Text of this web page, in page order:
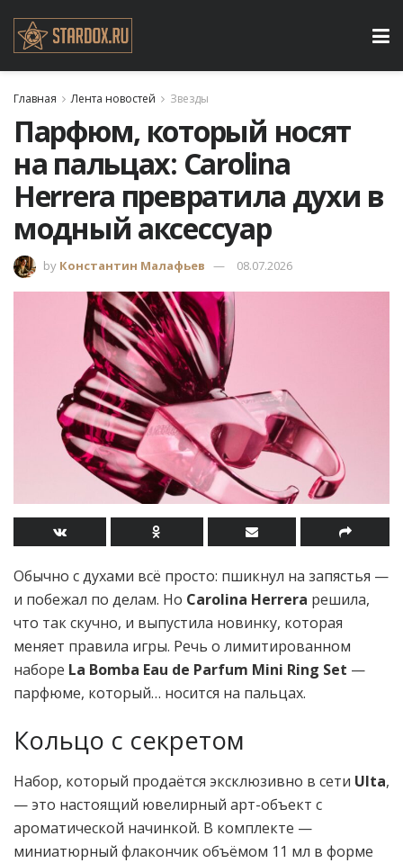
Главная Лента новостей Звезды
Парфюм, который носят
на пальцах: Carolina
Herrera превратила духи в
модный аксессуар
by Константин Малафьев 08.07.2026
Обычно с духами всё просто: пшикнул на запястья —
и побежал по делам. Но Carolina Herrera решила,
что так скучно, и выпустила новинку, которая
меняет правила игры. Речь о лимитированном
наборе La Bomba Eau de Parfum Mini Ring Set —
парфюме, который… носится на пальцах.
Кольцо с секретом
Набор, который продаётся эксклюзивно в сети Ulta,
— это настоящий ювелирный арт-объект с
ароматической начинкой. В комплекте —
миниатюрный флакончик объёмом 11 мл в форме